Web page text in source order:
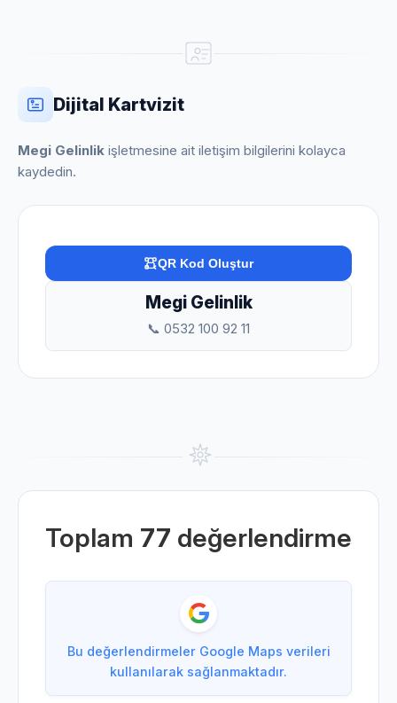
Dijital Kartvizit
Megi Gelinlik işletmesine ait iletişim bilgilerini kolayca
kaydedin.
QR Kod Oluştur
Megi Gelinlik
📞 0532 100 92 11
Toplam 77 değerlendirme
Bu değerlendirmeler Google Maps verileri
kullanılarak sağlanmaktadır.